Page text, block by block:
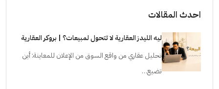
احدث المقالات
ليه الليدز العقارية لا تتحول لمبيعات؟ | بروكر العقارية
تحليل عقاري من واقع السوق من الإعلان للمعاينة: أين
تضيع…